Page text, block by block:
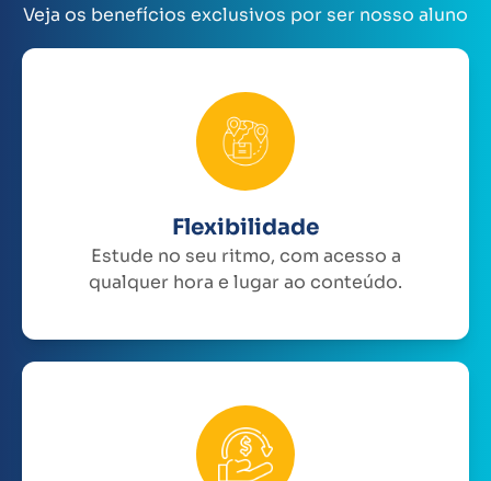
Veja os benefícios exclusivos por ser nosso aluno
Flexibilidade
Estude no seu ritmo, com acesso a
qualquer hora e lugar ao conteúdo.